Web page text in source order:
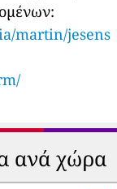
martin/jesens
ανά χώρα